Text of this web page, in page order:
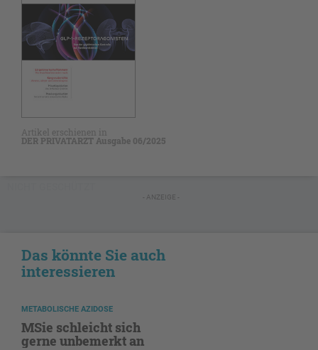
Artikel erschienen in
DER PRIVATARZT Ausgabe 06/2025
- ANZEIGE -
Das könnte Sie auch
interessieren
METABOLISCHE AZIDOSE
MSie schleicht sich
gerne unbemerkt an